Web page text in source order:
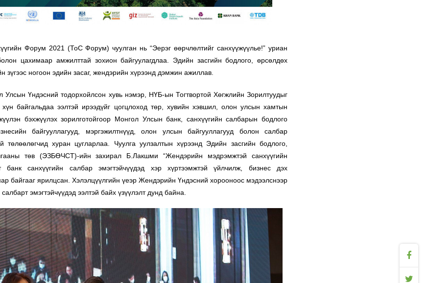
Форум 2021 (ТоС Форум) чуулган нь “Эерэг өөрчлөлтийг санхүүжүүлье!” уриан
цахимаар амжилттай зохион байгуулагдлаа. Эдийн засгийн бодлого, өрсөлдөх
зүгээс ногоон эдийн засаг, жендэрийн хүрээнд дэмжин ажиллав.
Улсын Үндэсний тодорхойлсон хувь нэмэр, НҮБ-ын Тогтвортой Хөгжлийн Зорилтуудыг
байгальдаа ээлтэй ирээдүйг цогцлоход төр, хувийн хэвшил, олон улсын хамтын
бэхжүүлэх зорилготойгоор Монгол Улсын банк, санхүүгийн салбарын бодлого
байгууллагууд, мэргэжилтнүүд, олон улсын байгууллагууд болон салбар
төлөөлөгчид хуран цугларлаа. Чуулга уулзалтын хүрээнд Эдийн засгийн бодлого,
төв (ЭЗБӨЧСТ)-ийн захирал Б.Лакшми “Жендэрийн мэдрэмжтэй санхүүгийн
банк санхүүгийн салбар эмэгтэйчүүдэд хэр хүртээмжтэй үйлчилж, бизнес дэх
байгааг ярилцсан. Хэлэлцүүлгийн үеэр Жендэрийн Үндэсний хорооноос мэдээлснээр
эмэгтэйчүүдэд ээлтэй байх үзүүлэлт дунд байна.